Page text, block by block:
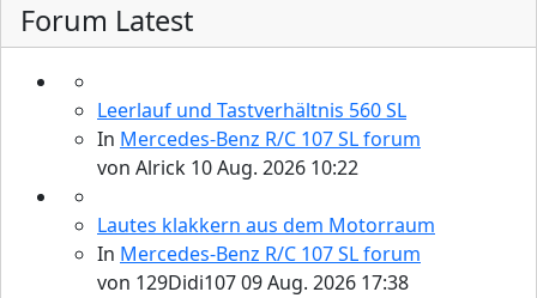
Forum Latest
Leerlauf und Tastverhältnis 560 SL
In Mercedes-Benz R/C 107 SL forum
von Alrick 10 Aug. 2026 10:22
Lautes klakkern aus dem Motorraum
In Mercedes-Benz R/C 107 SL forum
von 129Didi10709 Aug. 2026 17:38